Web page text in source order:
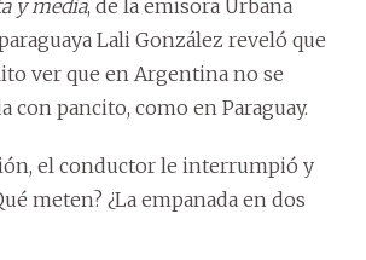
y media, de la emisora Urbana
Lali González reveló que
ver que en Argentina no se
con pancito, como en Paraguay.
el conductor le interrumpió y
meten? ¿La empanada en dos